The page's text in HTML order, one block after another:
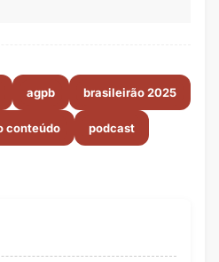
agpb brasileirão 2025
conteúdo podcast